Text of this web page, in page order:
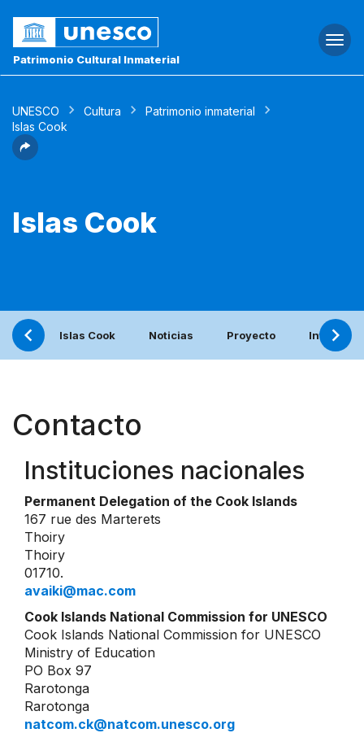
Patrimonio Cultural Inmaterial
UNESCO Cultura
Patrimonio inmaterial
Islas Cook
Islas Cook
Islas Cook Noticias Proyecto Informe
Contacto
Instituciones nacionales
Permanent Delegation of the Cook Islands
167 rue des Marterets
Thoiry
Thoiry
01710.
avaiki@mac.com
Cook Islands National Commission for UNESCO
Cook Islands National Commission for UNESCO
Ministry of Education
PO Box 97
Rarotonga
Rarotonga
natcom.ck@natcom.unesco.org